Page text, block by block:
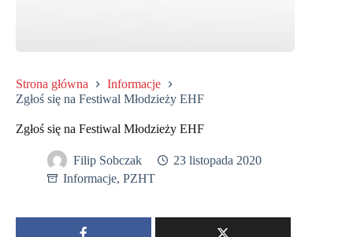
Strona główna
Informacje
Zgłoś się na Festiwal Młodzieży EHF
Zgłoś się na Festiwal Młodzieży EHF
Filip Sobczak
23 listopada 2020
Informacje, PZHT